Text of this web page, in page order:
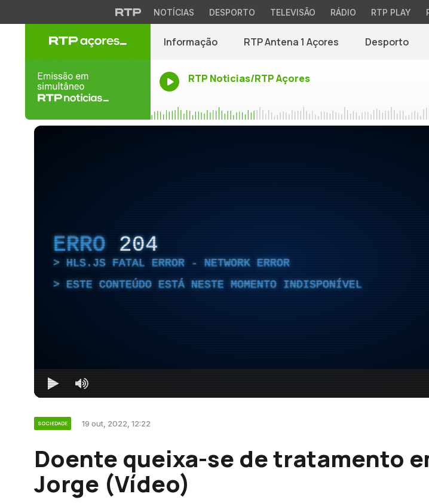
NOTÍCIAS DESPORTO TELEVISÃO RÁDIO RTP PLAY
Informação RTP Antena 1 Açores Desporto
RTP Noticias/RTP Açores
ERRO 204
HLS.JS FATAL ERROR - NETWORK ERROR
ESTE CONTEÚDO ESTÁ NESTE MOMENTO INDISPONÍVEL
SOCIEDADE 19 out, 2022, 12:22
Doente queixa-se de tratamento
Jorge (Vídeo)